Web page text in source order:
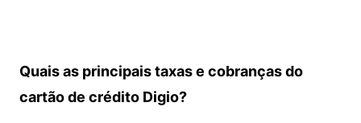
Quais as principais taxas e cobranças do
cartão de crédito Digio?